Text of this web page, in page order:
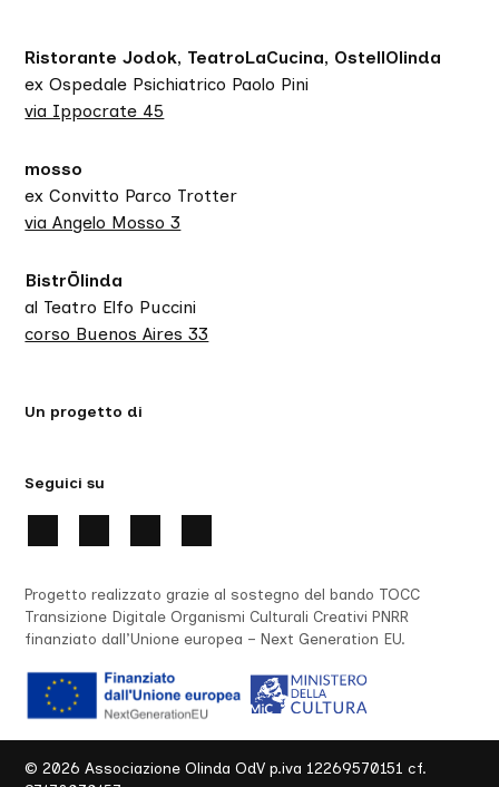
Ristorante Jodok, TeatroLaCucina, OstellOlinda
ex Ospedale Psichiatrico Paolo Pini
via Ippocrate 45
mosso
ex Convitto Parco Trotter
via Angelo Mosso 3
BistrŌlinda
al Teatro Elfo Puccini
corso Buenos Aires 33
Un progetto di
Seguici su
Progetto realizzato grazie al sostegno del bando TOCC
Transizione Digitale Organismi Culturali Creativi PNRR
finanziato dall’Unione europea – Next Generation EU.
©2026 Associazione Olinda OdV p.iva 12269570151 cf.